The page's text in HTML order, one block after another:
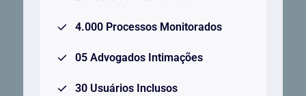
4.000 Processos Monitorados
05 Advogados Intimações
30 Usuários Inclusos